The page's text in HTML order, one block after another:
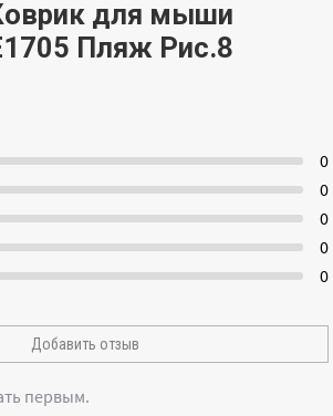
для мыши
Пляж Рис.8
первым.
0
0
0
0
0
Добавить отзыв